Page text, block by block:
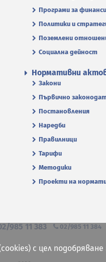
Програми за
Политики и
Поземлени
Социална дейност
Нормативни
Закони
Първично
Постановления
Наредби
Правилници
Тарифи
Методики
Проекти на
985 11 383 02/985 11 384
с цел